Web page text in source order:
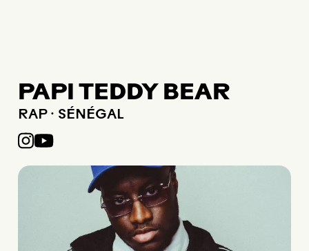
PAPI TEDDY BEAR
RAP · SÉNÉGAL